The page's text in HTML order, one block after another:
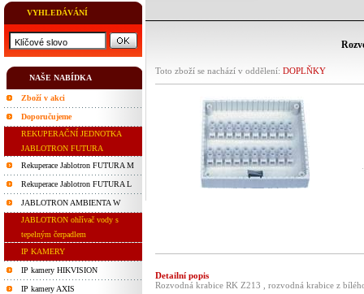
VYHLEDÁVÁNÍ
NAŠE NABÍDKA
Zboží v akci
Doporučujeme
REKUPERAČNÍ JEDNOTKA
JABLOTRON FUTURA
Rekuperace Jablotron FUTURA M
Rekuperace Jablotron FUTURA L
JABLOTRON AMBIENTA W
JABLOTRON ohřívač vody s
tepelným čerpadlem
IP KAMERY
IP kamery HIKVISION
IP kamery AXIS
Toto zboží se nachází v oddělení: DOPLŇKY
Detailní popis
Rozvodná krabice RK Z213 , rozvodná krabice z